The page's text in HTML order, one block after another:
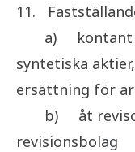
11.
a)
syntetiska
ersättning för
b)
åt
revisionsbolag